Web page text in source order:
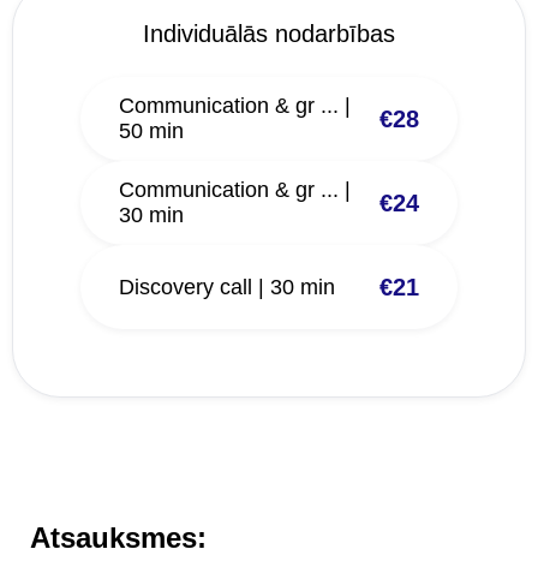
Individuālās nodarbības
Communication & gr ... |
50 min
€28
Communication & gr ... |
30 min
€24
Discovery call | 30 min €21
Atsauksmes: